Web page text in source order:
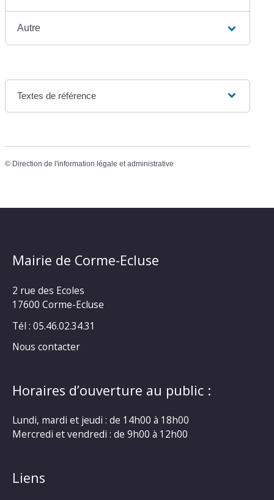
Autre
Textes de référence
© Direction de l'information légale et administrative
Mairie de Corme-Ecluse
2 rue des Ecoles
17600 Corme-Ecluse
Tél : 05.46.02.34.31
Nous contacter
Horaires d’ouverture au public :
Lundi, mardi et jeudi : de 14h00 à 18h00
Mercredi et vendredi : de 9h00 à 12h00
Liens